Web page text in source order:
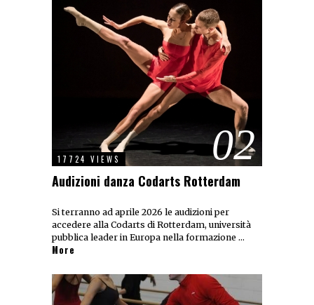
02
17724 VIEWS
Audizioni danza Codarts Rotterdam
Si terranno ad aprile 2026 le audizioni per
accedere alla Codarts di Rotterdam, università
pubblica leader in Europa nella formazione …
More